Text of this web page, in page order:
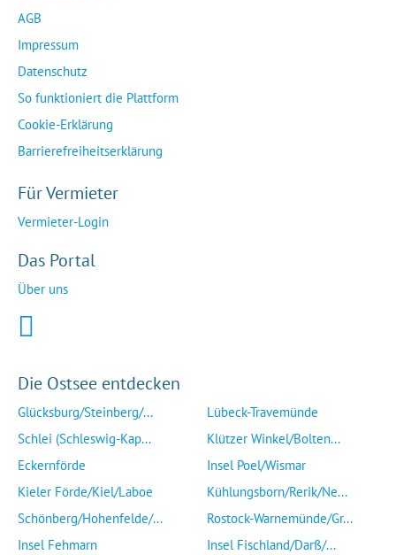
AGB
Impressum
Datenschutz
So funktioniert die Plattform
Cookie-Erklärung
Barrierefreiheitserklärung
Für Vermieter
Vermieter-Login
Das Portal
Über uns
Die Ostsee entdecken
Glücksburg/Steinberg/...
Schlei (Schleswig-Kap...
Eckernförde
Kieler Förde/Kiel/Laboe
Schönberg/Hohenfelde/...
Insel Fehmarn
Lübeck-Travemünde
Klützer Winkel/Bolten...
Insel Poel/Wismar
Kühlungsborn/Rerik/Ne...
Rostock-Warnemünde/Gr...
Insel Fischland/Darß/...